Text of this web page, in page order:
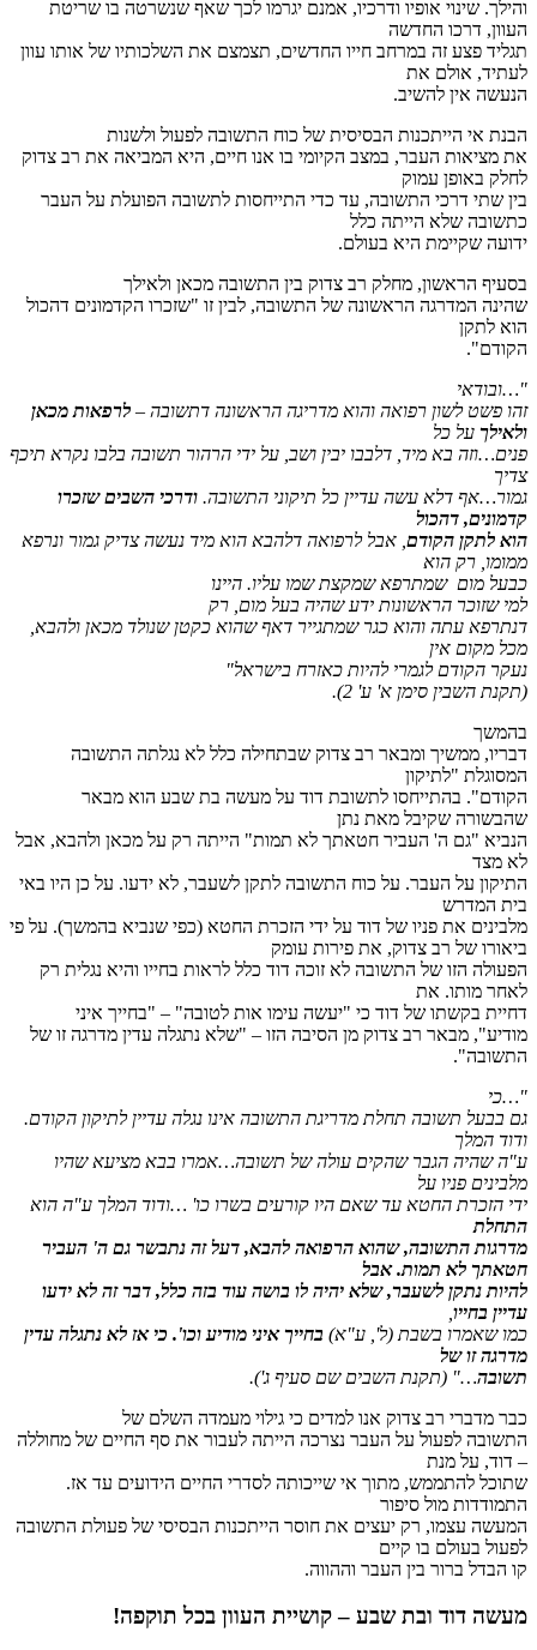
והילך. שינוי אופיו ודרכיו, אמנם יגרמו לכך שאף שנשרטה בו שריטת
העוון, דרכו החדשה
תגליד פצע זה במרחב חייו החדשים, תצמצם את השלכותיו של אותו עוון
לעתיד, אולם את
הנעשה אין להשיב.
הבנת אי הייתכנות הבסיסית של כוח התשובה לפעול ולשנות
את מציאות העבר, במצב הקיומי בו אנו חיים, היא המביאה את רב צדוק
לחלק באופן עמוק
בין שתי דרכי התשובה, עד כדי התייחסות לתשובה הפועלת על העבר
כתשובה שלא הייתה כלל
ידועה שקיימת היא בעולם.
בסעיף הראשון, מחלק רב צדוק בין התשובה מכאן ולאילך
שהינה המדרגה הראשונה של התשובה, לבין זו "שזכרו הקדמונים דהכול
הוא לתקן
הקודם".
"…ובודאי
זהו פשט לשון רפואה והוא מדריגה הראשונה דתשובה – לרפאות מכאן
ולאילך על כל
פנים…וזה בא מיד, דלבבו יבין ושב, על ידי הרהור תשובה בלבו נקרא תיכף
צדיך
גמור…אף דלא עשה עדיין כל תיקוני התשובה. ודרכי השבים שזכרו
קדמונים, דהכול
הוא לתקן הקודם , אבל לרפואה דלהבא הוא מיד נעשה צדיק גמור ונרפא
ממומו, רק הוא
כבעל מום שמתרפא שמקצת שמו עליו. היינו
למי שזוכר הראשונות ידע שהיה בעל מום, רק
דנתרפא עתה והוא כגר שמתגייר דאף שהוא כקטן שנולד מכאן ולהבא,
מכל מקום אין
נעקר הקודם לגמרי להיות כאזרח בישראל"
(תקנת השבין סימן א' ע' 2)
.
בהמשך
דבריו, ממשיך ומבאר רב צדוק שבתחילה כלל לא נגלתה התשובה
המסוגלת "לתיקון
הקודם". בהתייחסו לתשובת דוד על מעשה בת שבע הוא מבאר
שהבשורה שקיבל מאת נתן
הנביא "גם ה' העביר חטאתך לא תמות" הייתה רק על מכאן ולהבא, אבל
לא מצד
התיקון על העבר. על כוח התשובה לתקן לשעבר, לא ידעו. על כן היו באי
בית המדרש
מלבינים את פניו של דוד על ידי הזכרת החטא (כפי שנביא בהמשך). על פי
ביאורו של רב צדוק, את פירות עומק
הפעולה הזו של התשובה לא זוכה דוד כלל לראות בחייו והיא נגלית רק
לאחר מותו. את
דחיית בקשתו של דוד כי "יעשה עימו אות לטובה" – "בחייך איני
מודיע", מבאר רב צדוק מן הסיבה הזו – "שלא נתגלה עדין מדרגה זו של
התשובה".
"…כי
גם בבעל תשובה תחלת מדריגת התשובה אינו נגלה עדיין לתיקון הקודם.
ודוד המלך
ע"ה שהיה הגבר שהקים עולה של תשובה…אמרו בבא מציעא שהיו
מלבינים פניו על
ידי הזכרת החטא עד שאם היו קורעים בשרו כו' …ודוד המלך ע"ה הוא
התחלת
מדרגות התשובה, שהוא הרפואה להבא, דעל זה נתבשר גם ה' העביר
חטאתך לא תמות. אבל
להיות נתקן לשעבר, שלא יהיה לו בושה עוד בזה כלל, דבר זה לא ידעו
עדיין בחייו
כמו שאמרו בשבת (ל', ע"א) בחייך איני מודיע וכו'. כי אז לא נתגלה עדין
מדרגה זו של
תשובה…" (תקנת השבים שם סעיף ג').
כבר מדברי רב צדוק אנו למדים כי גילוי מעמדה השלם של
התשובה לפעול על העבר נצרכה הייתה לעבור את סף החיים של מחוללה
– דוד, על מנת
שתוכל להתממש, מתוך אי שייכותה לסדרי החיים הידועים עד אז.
התמודדות מול סיפור
המעשה עצמו, רק יעצים את חוסר הייתכנות הבסיסי של פעולת התשובה
לפעול בעולם בו קיים
קו הבדל ברור בין העבר וההווה.
מעשה דוד ובת שבע – קושיית העוון בכל תוקפה!